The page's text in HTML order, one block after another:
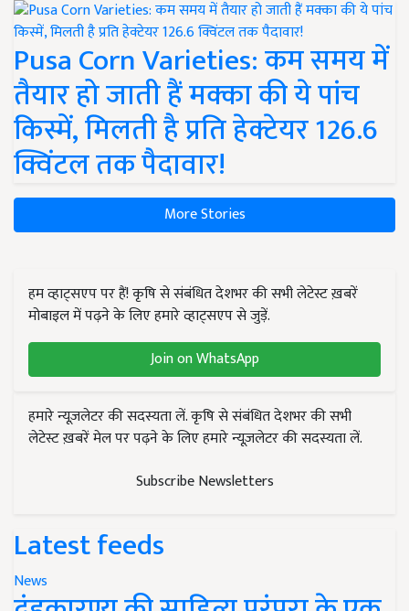
Pusa Corn Varieties: कम समय में
तैयार हो जाती हैं मक्का की ये पांच
किस्में, मिलती है प्रति हेक्टेयर 126.6
क्विंटल तक पैदावार!
More Stories
हम व्हाट्सएप पर हैं! कृषि से संबंधित देशभर की सभी लेटेस्ट ख़बरें
मोबाइल में पढ़ने के लिए हमारे व्हाट्सएप से जुड़ें.
Join on WhatsApp
हमारे न्यूज़लेटर की सदस्यता लें. कृषि से संबंधित देशभर की सभी
लेटेस्ट ख़बरें मेल पर पढ़ने के लिए हमारे न्यूज़लेटर की सदस्यता लें.
Subscribe Newsletters
Latest feeds
News